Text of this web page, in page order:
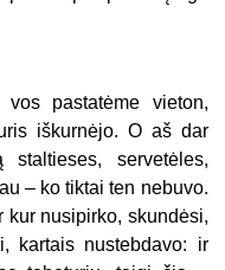
vos pastatėme vieton,
iškurnėjo. O aš dar
servetėles,
– ko tiktai ten nebuvo.
nusipirko, skundėsi,
kartais nustebdavo: ir